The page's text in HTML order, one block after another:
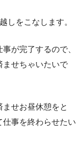
しをこなします。
が完了するので、
ませちゃいたいで
せお昼休憩をと
仕事を終わらせたい